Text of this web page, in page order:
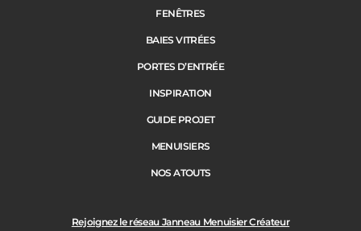
Rejoignez le réseau Janneau Menuisier Créateur
FENÊTRES
BAIES VITRÉES
PORTES D’ENTRÉE
INSPIRATION
GUIDE PROJET
MENUISIERS
NOS ATOUTS
Janneau Menuisier Créateur